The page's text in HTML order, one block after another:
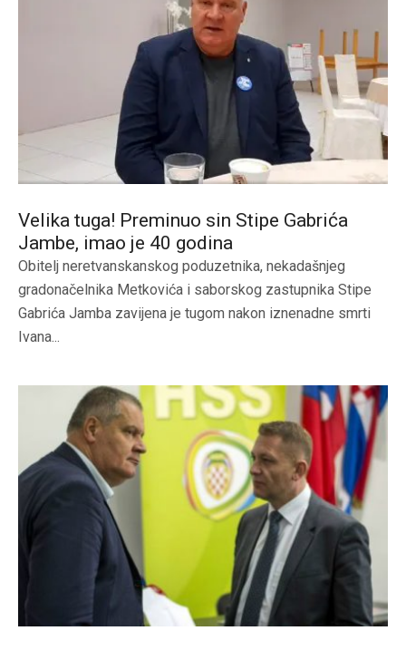
Velika tuga! Preminuo sin Stipe Gabrića
Jambe, imao je 40 godina
Obitelj neretvanskanskog poduzetnika, nekadašnjeg
gradonačelnika Metkovića i saborskog zastupnika Stipe
Gabrića Jamba zavijena je tugom nakon iznenadne smrti
Ivana...